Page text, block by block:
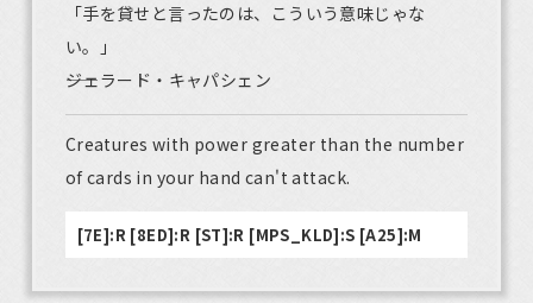
「手を貸せと言ったのは、こういう意味じゃな
い。」
――ジェラード・キャパシェン
Creatures with power greater than the number
of cards in your hand can't attack.
[7E]:R [8ED]:R [ST]:R [MPS_KLD]:S [A25]:M